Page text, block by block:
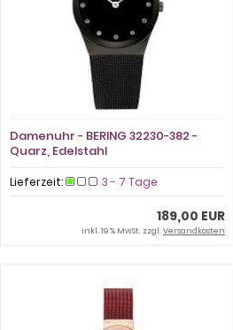
Damenuhr - BERING 32230-382 -
Quarz, Edelstahl
Lieferzeit: 3 - 7 Tage
189,00 EUR
inkl. 19 % MwSt. zzgl.Versandkosten